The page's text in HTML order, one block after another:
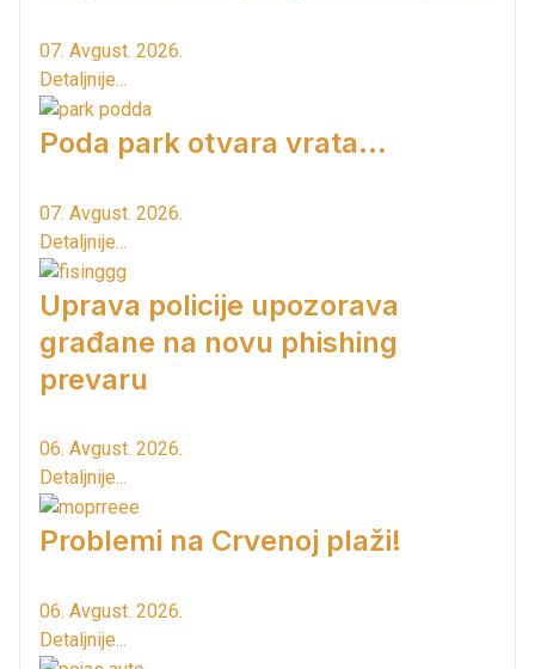
07. Avgust. 2026.
Detaljnije...
Poda park otvara vrata...
07. Avgust. 2026.
Detaljnije...
Uprava policije upozorava
građane na novu phishing
prevaru
06. Avgust. 2026.
Detaljnije...
Problemi na Crvenoj plaži!
06. Avgust. 2026.
Detaljnije...